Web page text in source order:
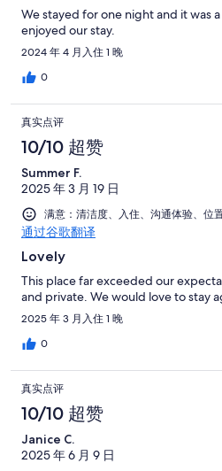
We stayed for one night and it was
enjoyed our stay.
2024 年 4 月入住 1 晚
0
真实点评
10/10 超赞
Summer F.
2025 年 3 月 19 日
满意：清洁度、入住、沟通体验、位
通过谷歌翻译
Lovely
This place far exceeded our
and private. We would love to stay
2025 年 3 月入住 1 晚
0
真实点评
10/10 超赞
Janice C.
2025 年 6 月 9 日